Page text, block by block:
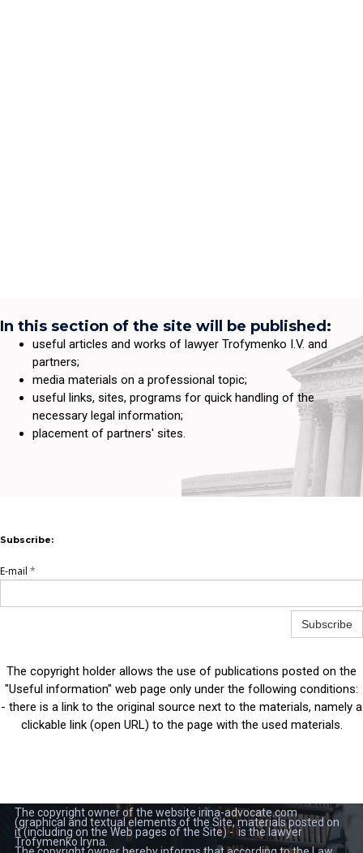
In this section of the site will be published:
useful articles and works of lawyer Trofymenko I.V. and
partners;
media materials on a professional topic;
useful links, sites, programs for quick handling of the
necessary legal information;
placement of partners' sites.
Subscribe:
E-mail *
Subscribe
The copyright holder allows the use of publications posted on the
"Useful information" web page only under the following conditions:
- there is a link to the original source next to the materials, namely a
clickable link (open URL) to the page with the used materials.
The copyright owner of the website irina-advocate.com
(graphical and textual elements of the Site, materials posted on
it (including on the Web pages of the Site) - is the lawyer
Trofymenko Iryna.